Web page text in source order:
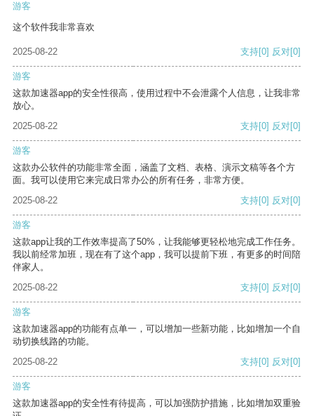
游客
这个软件我非常喜欢
2025-08-22 支持[0] 反对[0]
游客
这款加速器app的安全性很高，使用过程中不会泄露个人信息，让我非常
放心。
2025-08-22
支持[0] 反对[0]
游客
这款办公软件的功能非常全面，涵盖了文档、表格、演示文稿等各个方
面。我可以使用它来完成日常办公的所有任务，非常方便。
2025-08-22
支持[0] 反对[0]
游客
这款app让我的工作效率提高了50%，让我能够更轻松地完成工作任务。
我以前经常加班，现在有了这个app，我可以提前下班，有更多的时间陪
伴家人。
2025-08-22
支持[0] 反对[0]
游客
这款加速器app的功能有点单一，可以增加一些新功能，比如增加一个自
动切换线路的功能。
2025-08-22
支持[0] 反对[0]
游客
这款加速器app的安全性有待提高，可以加强防护措施，比如增加双重验